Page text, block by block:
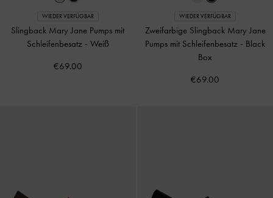
WIEDER VERFÜGBAR
Slingback Mary Jane Pumps mit
Schleifenbesatz - Weiß
€69.00
WIEDER VERFÜGBAR
Zweifarbige Slingback Mary Jane
Pumps mit Schleifenbesatz - Black
Box
€69.00